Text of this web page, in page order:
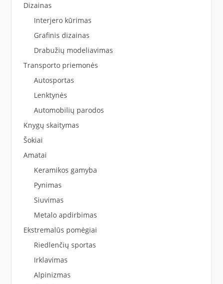
Dizainas
Interjero kūrimas
Grafinis dizainas
Drabužių modeliavimas
Transporto priemonės
Autosportas
Lenktynės
Automobilių parodos
Knygų skaitymas
Šokiai
Amatai
Keramikos gamyba
Pynimas
Siuvimas
Metalo apdirbimas
Ekstremalūs pomėgiai
Riedlenčių sportas
Irklavimas
Alpinizmas